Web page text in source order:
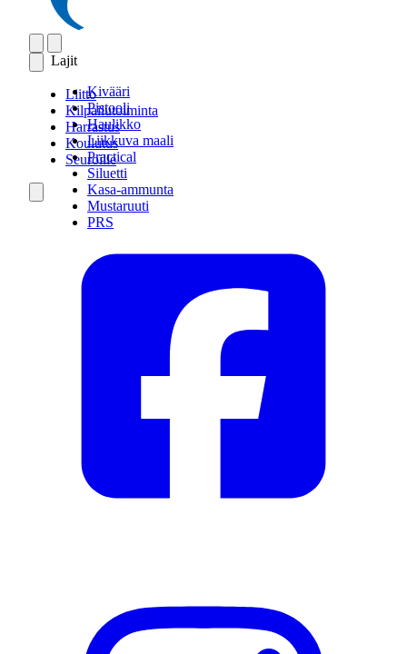
Lajit
Kivääri
Pistooli
Haulikko
Liikkuva maali
Practical
Siluetti
Kasa-ammunta
Mustaruuti
PRS
Liitto
Kilpailutoiminta
Harrastus
Koulutus
Seuroille